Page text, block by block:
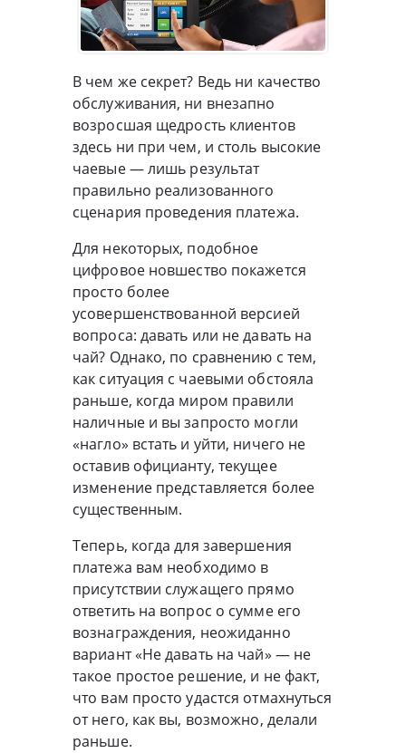
В чем же секрет? Ведь ни качество
обслуживания, ни внезапно
возросшая щедрость клиентов
здесь ни при чем, и столь высокие
чаевые — лишь результат
правильно реализованного
сценария проведения платежа.
Для некоторых, подобное
цифровое новшество покажется
просто более
усовершенствованной версией
вопроса: давать или не давать на
чай? Однако, по сравнению с тем,
как ситуация с чаевыми обстояла
раньше, когда миром правили
наличные и вы запросто могли
«нагло» встать и уйти, ничего не
оставив официанту, текущее
изменение представляется более
существенным.
Теперь, когда для завершения
платежа вам необходимо в
присутствии служащего прямо
ответить на вопрос о сумме его
вознаграждения, неожиданно
вариант «Не давать на чай» — не
такое простое решение, и не факт,
что вам просто удастся отмахнуться
от него, как вы, возможно, делали
раньше.